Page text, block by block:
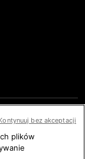
zastrzeżone.
oraz korzystać
osobistych,
wykorzystanie,
lub
plików
bez akceptacji